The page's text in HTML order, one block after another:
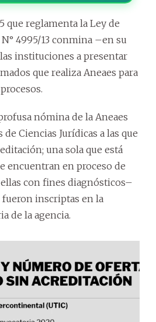
que reglamenta la Ley de
4995/13 conmina –en su
instituciones a presentar
que realiza Aneaes para
nómina de la Aneaes
Ciencias Jurídicas a las que
una sola que está
encuentran en proceso de
con fines diagnósticos–
fueron inscriptas en la
de la agencia.